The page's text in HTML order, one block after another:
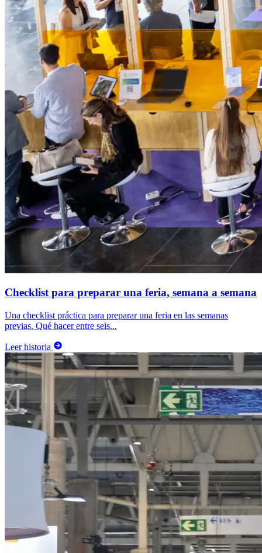
Checklist para preparar una feria, semana a semana
Una checklist práctica para preparar una feria en las semanas
previas. Qué hacer entre seis...
Leer historia